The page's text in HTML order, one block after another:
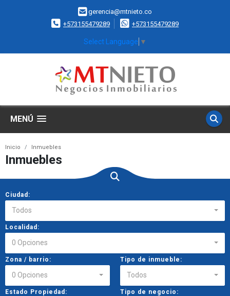
gerencia@mtnieto.co
+573155479289
+573155479289
Select Language ▼
MENÚ
Inicio Inmuebles
Inmuebles
Ciudad:
Todos
Localidad:
0 Opciones
Zona / barrio:
0 Opciones
Tipo de inmueble:
Todos
Estado Propiedad: Tipo de negocio: